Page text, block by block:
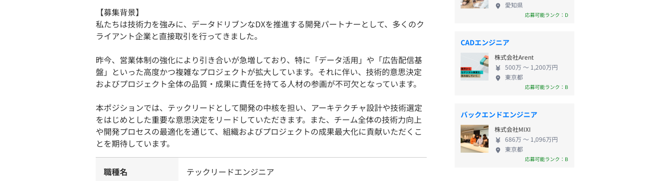
【募集背景】
私たちは技術力を強みに、データドリブンなDXを推進する開発パートナーとして、多くのク
ライアント企業と直接取引を行ってきました。
昨今、営業体制の強化により引き合いが急増しており、特に「データ活用」や「広告配信基
盤」といった高度かつ複雑なプロジェクトが拡大しています。それに伴い、技術的意思決定
およびプロジェクト全体の品質・成果に責任を持てる人材の参画が不可欠となっています。
本ポジションでは、テックリードとして開発の中核を担い、アーキテクチャ設計や技術選定
をはじめとした重要な意思決定をリードしていただきます。また、チーム全体の技術力向上
や開発プロセスの最適化を通じて、組織およびプロジェクトの成果最大化に貢献いただくこ
とを期待しています。
職種名 テックリードエンジニア
愛知県
応募可能ランク：D
CADエンジニア
株式会社Arent
500万 〜 1,200万円
東京都
応募可能ランク：B
バックエンドエンジニア
株式会社MIXI
686万 〜 1,096万円
東京都
応募可能ランク：B